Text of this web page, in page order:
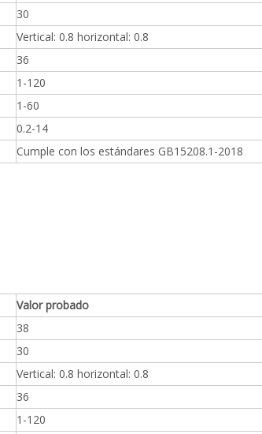
30
Vertical: 0.8 horizontal: 0.8
36
1-120
1-60
0.2-14
Cumple con los estándares GB15208.1-2018
Valor probado
38
30
Vertical: 0.8 horizontal: 0.8
36
1-120